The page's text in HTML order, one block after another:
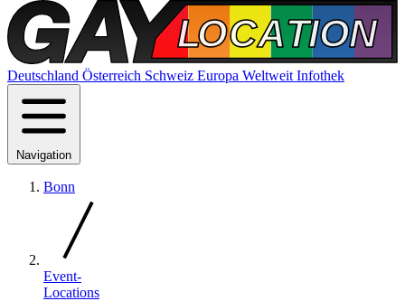
Deutschland Österreich Schweiz Europa Weltweit Infothek
Navigation
Bonn
Event-
Locations